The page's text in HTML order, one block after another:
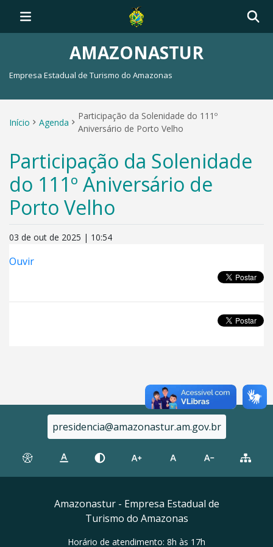
AMAZONASTUR
Empresa Estadual de Turismo do Amazonas
Início Agenda
Participação da Solenidade do 111º
Aniversário de Porto Velho
Participação da Solenidade
do 111º Aniversário de
Porto Velho
03 de out de 2025 | 10:54
Ouvir
presidencia@amazonastur.am.gov.br
Amazonastur - Empresa Estadual de
Turismo do Amazonas
Horário de atendimento: 8h às 17h